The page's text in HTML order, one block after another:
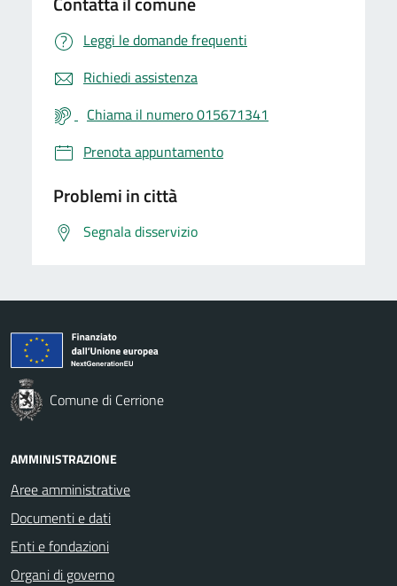
Leggi le domande frequenti
Richiedi assistenza
Chiama il numero 015671341
Prenota appuntamento
Problemi in città
Segnala disservizio
Comune di Cerrione
AMMINISTRAZIONE
Aree amministrative
Documenti e dati
Enti e fondazioni
Organi di governo